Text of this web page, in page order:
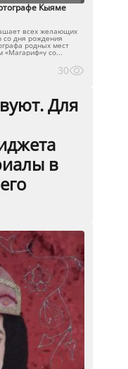
Кыяме
всех желающих
дня рождения
родных мест
«Магариф»у со...
30
Для
в